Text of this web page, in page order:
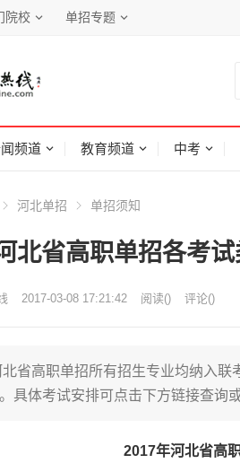
院校 单招专题
频道 教育频道 中考
河北单招 单招须知
北省高职单招各考
2017-03-08 17:21:42 阅读() 评论()
省高职单招所有招生专业均纳入
具体考试安排可点击下方链接查询
2017年河北省高